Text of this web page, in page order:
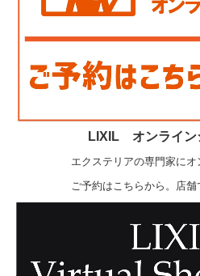
LIXIL オンライン
エクステリアの専門家に
ご予約はこちらから。店舗